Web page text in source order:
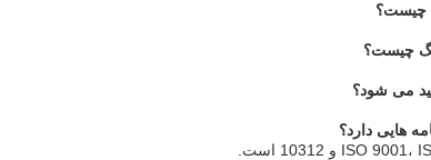
چیست؟
چیست؟
می شود؟
هایی دارد؟